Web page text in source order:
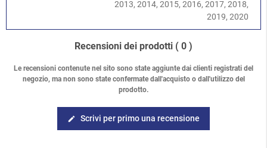
Impreza G11 (GD/GG) 2000-2008/2.5
Turbo WRX EJ255
Impreza/WRX/STI -Impreza G11 (GD/GG) 2000-2008
Impreza/WRX/STI-Impreza G12 (GH/GR) 2008-2013/1.5
DOHC EJ15
Impreza G12 (GH/GR) 2008-2013
Impreza/WRX/STI-Impreza G12 (GH/GR) 2008-2013
SOHC EJ253
2013, 2014, 2015, 2016, 2017, 2018,
2019, 2020
Recensioni dei prodotti ( 0 )
Le recensioni contenute nel sito sono state aggiunte dai clienti registrati del
negozio, ma non sono state confermate dall'acquisto o dall'utilizzo del
prodotto.
edit Scrivi per primo una recensione